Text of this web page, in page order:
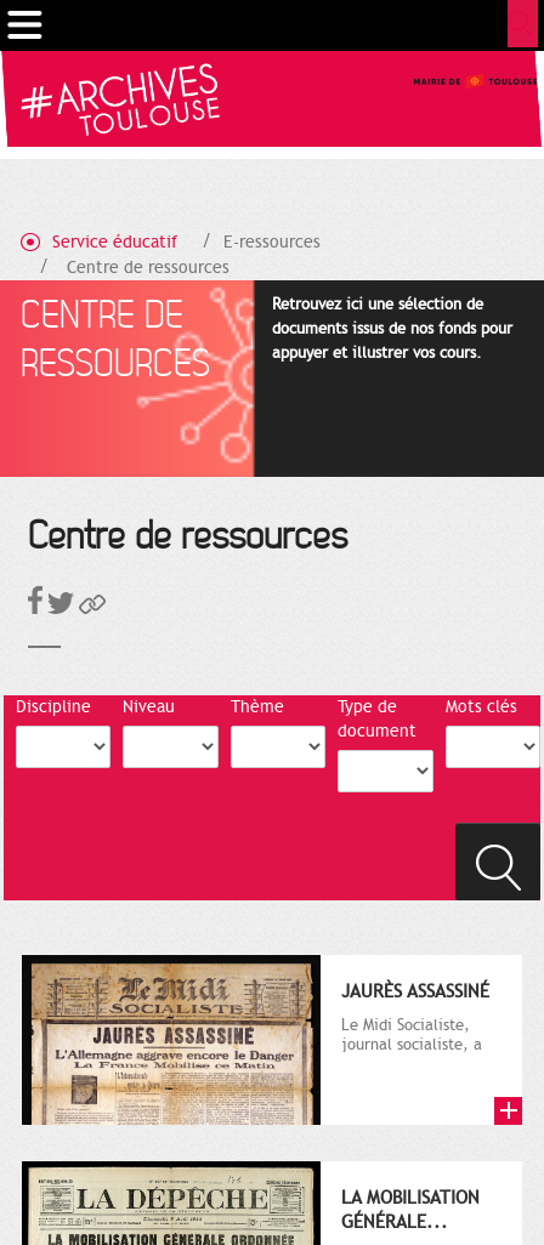
Service éducatif
E-ressources
Centre de ressources
CENTRE DE
RESSOURCES
Retrouvez ici une sélection de
documents issus de nos fonds pour
appuyer et illustrer vos cours.
Centre de ressources
Discipline Niveau Thème
Type de
document
Mots clés
JAURÈS ASSASSINÉ
Le Midi Socialiste,
journal socialiste, a
LA MOBILISATION
GÉNÉRALE...
Gestion de vos préférences sur les cookies